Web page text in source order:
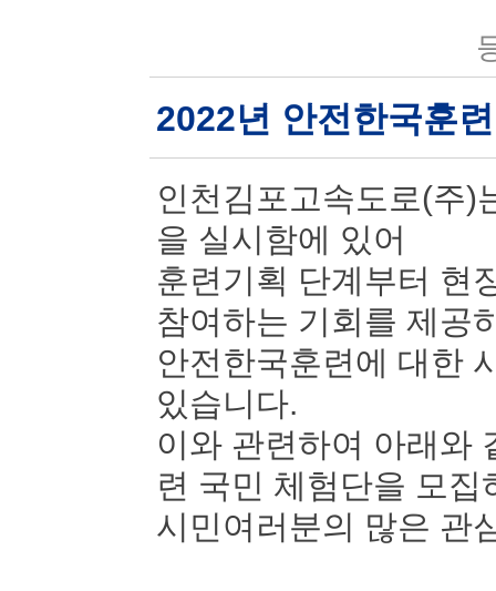
2022년 안전한국훈
인천김포고속도로(주)
을 실시함에 있어
훈련기획 단계부터 현
참여하는 기회를 제공
안전한국훈련에 대한
있습니다.
이와 관련하여 아래와
련 국민 체험단을 모집
시민여러분의 많은 관